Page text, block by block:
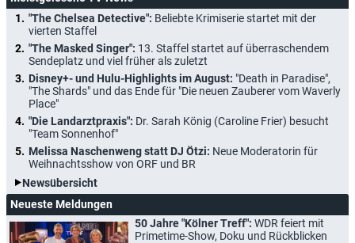
"The Chelsea Detective": Beliebte Krimiserie startet mit der
vierten Staffel
"The Masked Singer": 13. Staffel startet auf überraschendem
Sendeplatz und viel früher als zuletzt
Disney+- und Hulu-Highlights im August: "Death in Paradise",
"The Shards" und das Ende für "Die neuen Zauberer vom Waverly
Place"
"Die Landarztpraxis": Dr. Sarah König (Caroline Frier) besucht
"Team Sonnenhof"
Melissa Naschenweng statt DJ Ötzi: Neue Moderatorin für
Weihnachtsshow von ORF und BR
Newsübersicht
Neueste Meldungen
50 Jahre "Kölner Treff": WDR feiert mit
Primetime-Show, Doku und Rückblicken